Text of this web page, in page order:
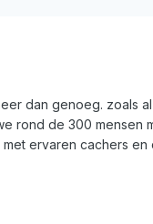
dan genoeg. zoals
rond de 300
ervaren cachers